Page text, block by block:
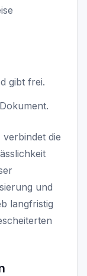
gibt frei.
die
und
langfristig